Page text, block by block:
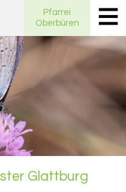
Pfarrei
Oberbüren
Glatt­burg